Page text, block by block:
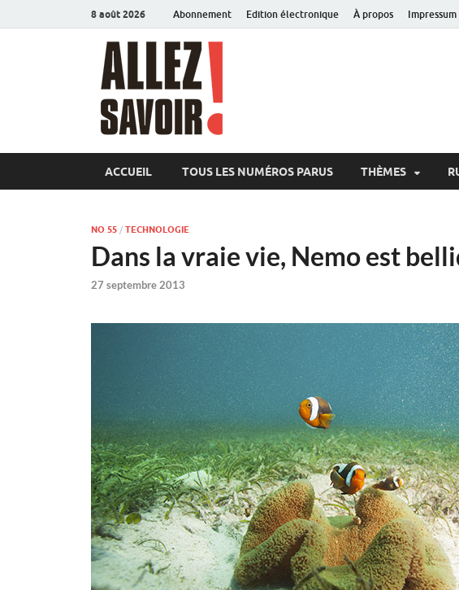
8 août 2026 Abonnement Edition électronique À propos Impressum
ACCUEIL TOUS LES NUMÉROS PARUS THÈMES
NO 55 / TECHNOLOGIE
Dans la vraie vie, Nemo est
27 septembre 2013